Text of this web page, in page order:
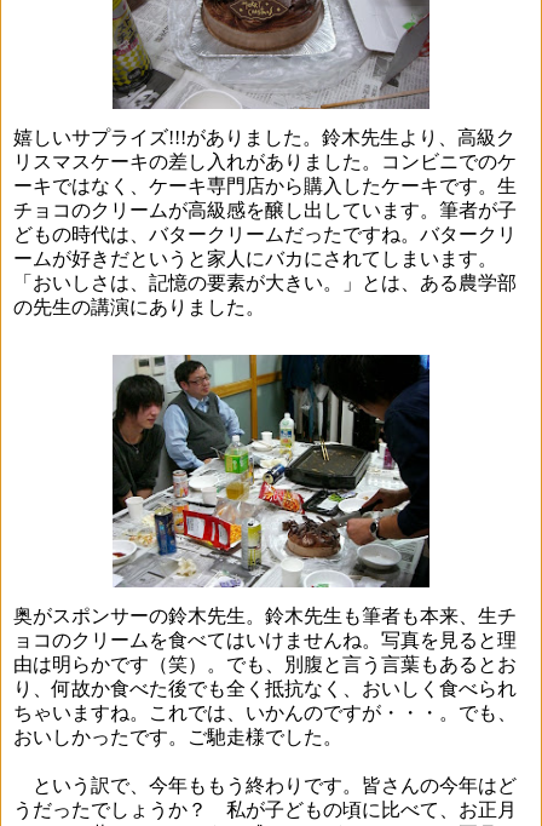
嬉しいサプライズ!!!がありました。鈴木先生より、高級ク
リスマスケーキの差し入れがありました。コンビニでのケ
ーキではなく、ケーキ専門店から購入したケーキです。生
チョコのクリームが高級感を醸し出しています。筆者が子
どもの時代は、バタークリームだったですね。バタークリ
ームが好きだというと家人にバカにされてしまいます。
「おいしさは、記憶の要素が大きい。」とは、ある農学部
の先生の講演にありました。
奥がスポンサーの鈴木先生。鈴木先生も筆者も本来、生チ
ョコのクリームを食べてはいけませんね。写真を見ると理
由は明らかです（笑）。でも、別腹と言う言葉もあるとお
り、何故か食べた後でも全く抵抗なく、おいしく食べられ
ちゃいますね。これでは、いかんのですが・・・。でも、
おいしかったです。ご馳走様でした。
という訳で、今年ももう終わりです。皆さんの今年はど
うだったでしょうか？ 私が子どもの頃に比べて、お正月